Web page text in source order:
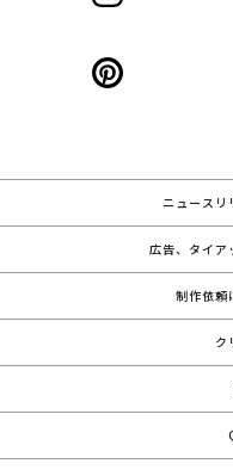
ニュースリ
広告、タイア
制作依頼
ク